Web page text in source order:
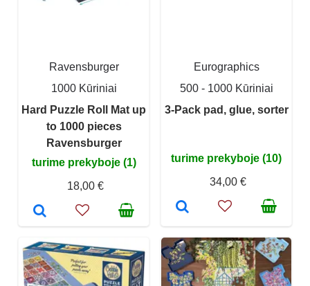
Ravensburger
1000 Kūriniai
Hard Puzzle Roll Mat up
to 1000 pieces
Ravensburger
turime prekyboje (1)
18,00 €
Eurographics
500 - 1000 Kūriniai
3-Pack pad, glue, sorter
turime prekyboje (10)
34,00 €